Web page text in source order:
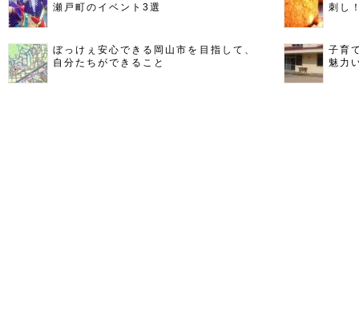
瀬戸町のイベント3選
刺し
ぼっけぇ安心できる岡山市を目指して、
自分たちができること
子育
魅力